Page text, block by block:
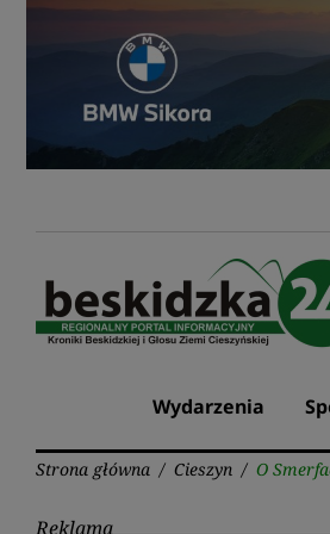
Przejdź
Wydarzenia
Strona główna / Cieszyn / O
Reklama